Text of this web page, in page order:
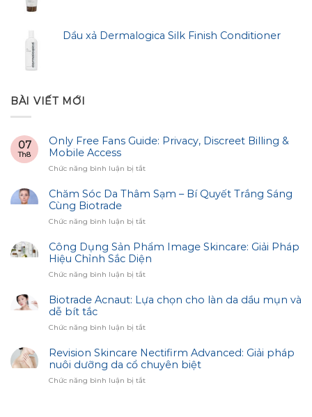
Dầu xả Dermalogica Silk Finish Conditioner
BÀI VIẾT MỚI
07
Th8
Only Free Fans Guide: Privacy, Discreet Billing &
Mobile Access
Chức năng bình luận bị tắtở
Free
Privacy,
Billing
&
Access
Chăm Sóc Da Thâm Sạm – Bí Quyết Trắng Sáng
Cùng Biotrade
Chức năng bình luận bị tắtở
Sóc
Thâm
Sạm
Bí
Sáng
Biotrade
Công Dụng Sản Phẩm Image Skincare: Giải Pháp
Hiệu Chỉnh Sắc Diện
Chức năng bình luận bị tắtở
Dụng
Sản
Image
Giải
Pháp
Chỉnh
Biotrade Acnaut: Lựa chọn cho làn da dầu mụn và
dễ bít tắc
Chức năng bình luận bị tắtở
Acnaut:
Lựa
chọn
cho
Revision Skincare Nectifirm Advanced: Giải pháp
nuôi dưỡng da cổ chuyên biệt
Chức năng bình luận bị tắtở